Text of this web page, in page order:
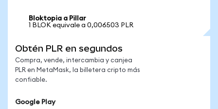
Bloktopia a Pillar
1 BLOK equivale a 0,006503 PLR
Obtén PLR en segundos
Compra, vende, intercambia y canjea
PLR en MetaMask, la billetera cripto más
confiable.
Google Play